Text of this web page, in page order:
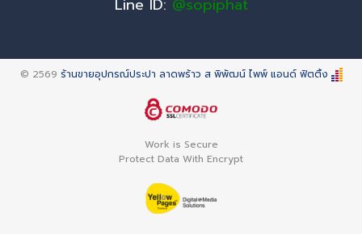
Line ID: @sopiphat
© 2569 ร้านขายอุปกรณ์ประปา ลาดพร้าว ส พิพัฒน์ ไพพ์ แอนด์ ฟิตติ้ง
Work is Secure
Protect Data With Encrypt